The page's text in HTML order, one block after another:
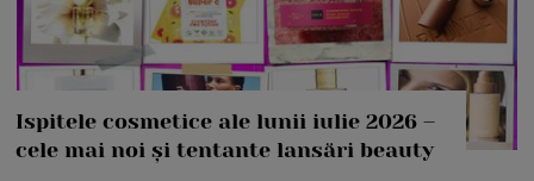
Ispitele cosmetice ale lunii iulie 2026 –
cele mai noi și tentante lansări beauty